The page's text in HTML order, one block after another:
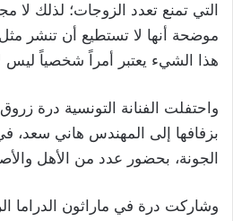
التي تمنع تعدد الزوجات؛ لذلك لا
موضحة أنها لا تستطيع أن تنشر مثل
هذا الشيء يعتبر أمراً شخصياً ليس
واحتفلت الفنانة التونسية درة
بزفافها إلى المهندس هاني سعد،
الجونة، بحضور عدد من الأهل
وشاركت درة في ماراثون الدراما